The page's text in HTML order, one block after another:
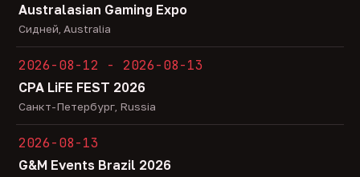
Australasian Gaming Expo
Сидней, Australia
2026-08-12 - 2026-08-13
CPA LiFE FEST 2026
Санкт-Петербург, Russia
2026-08-13
G&M Events Brazil 2026